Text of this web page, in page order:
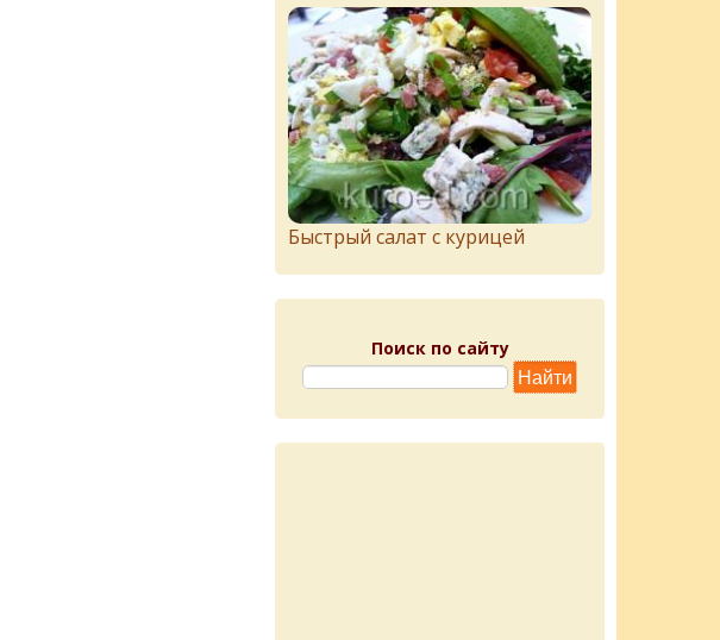
Быстрый салат с курицей
Поиск по сайту